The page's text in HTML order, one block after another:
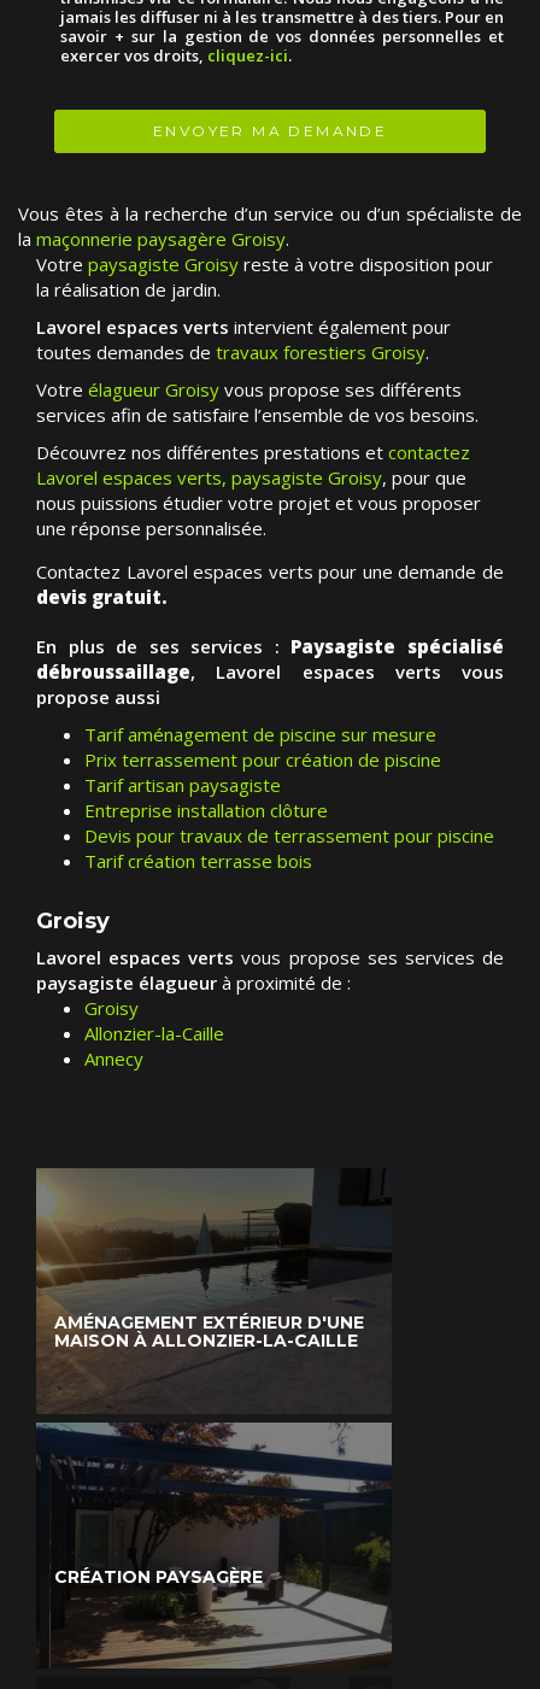
jamais les diffuser ni à les transmettre à des tiers. Pour en
savoir + sur la gestion de vos données personnelles et
exercer vos droits, cliquez-ici.
ENVOYER MA DEMANDE
Vous êtes à la recherche d’un service ou d’un spécialiste de
la maçonnerie paysagère Groisy.
Votre paysagiste Groisy reste à votre disposition pour
la réalisation de jardin.
Lavorel espaces verts intervient également pour
toutes demandes de travaux forestiers Groisy.
Votre élagueur Groisy vous propose ses différents
services afin de satisfaire l’ensemble de vos besoins.
Découvrez nos différentes prestations et contactez
Lavorel espaces verts, paysagiste Groisy, pour que
nous puissions étudier votre projet et vous proposer
une réponse personnalisée.
Contactez Lavorel espaces verts pour une demande de
devis gratuit.
En plus de ses services : Paysagiste spécialisé
débroussaillage, Lavorel espaces verts vous
propose aussi
Tarif aménagement de piscine sur mesure
Prix terrassement pour création de piscine
Tarif artisan paysagiste
Entreprise installation clôture
Devis pour travaux de terrassement pour piscine
Tarif création terrasse bois
Groisy
Lavorel espaces verts vous propose ses services de
paysagiste élagueur à proximité de :
Groisy
Allonzier-la-Caille
Annecy
AMÉNAGEMENT EXTÉRIEUR D'UNE
MAISON À ALLONZIER-LA-CAILLE
CRÉATION PAYSAGÈRE